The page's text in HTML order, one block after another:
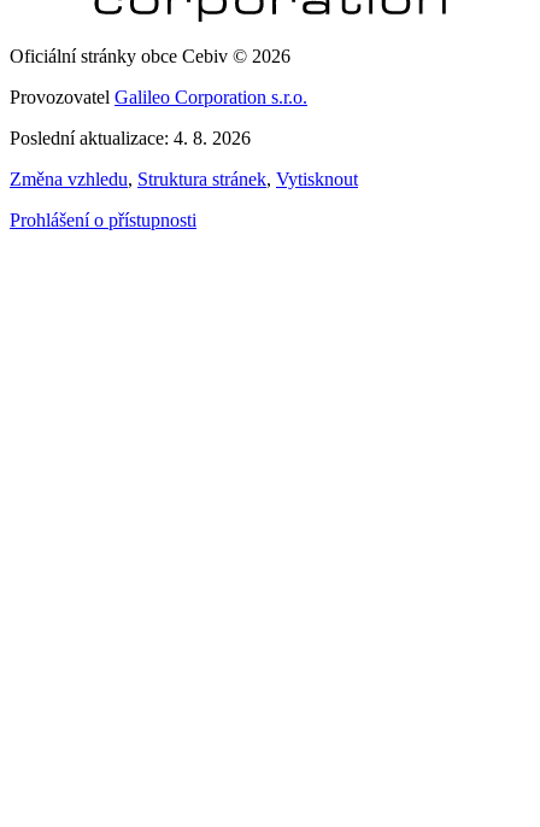
Oficiální stránky obce Cebiv © 2026
Provozovatel Galileo Corporation s.r.o.
Poslední aktualizace: 4. 8. 2026
Změna vzhledu, Struktura stránek, Vytisknout
Prohlášení o přístupnosti